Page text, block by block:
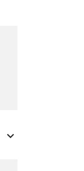
expand_more